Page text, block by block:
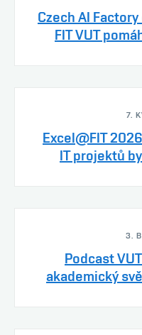
Czech AI
FIT VUT
7.
Excel@FIT
IT projektů
3.
Podcast
akademický